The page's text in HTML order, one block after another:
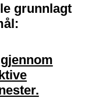
grunnlagt